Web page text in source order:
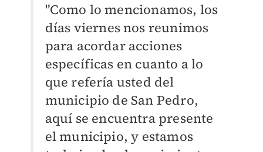
"Como lo mencionamos, los
días viernes nos reunimos
para acordar acciones
específicas en cuanto a lo
que refería usted del
municipio de San Pedro,
aquí se encuentra presente
el municipio, y estamos